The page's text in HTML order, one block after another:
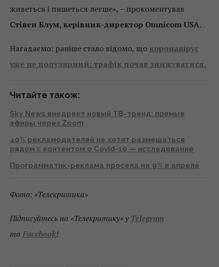
живеться і пишеться легше», – прокоментував
Стівен Блум, керівник-директор Omnicom USA.
Нагадаємо: раніше стало відомо, що коронавірус
уже не популярний: трафік почав знижуватися.
Читайте також:
Sky News внедряет новый ТВ-тренд: прямые
эфиры через Zoom
40% рекламодателей не хотят размещаться
рядом с контентом о Covid-19 — исследование
Программатик-реклама просела на 9% в апреле
Фото: «Телекритика»
Підписуйтесь на «Телекритику» у Telegram
та Facebook!